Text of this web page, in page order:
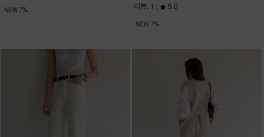
리뷰: 1 | 5.0